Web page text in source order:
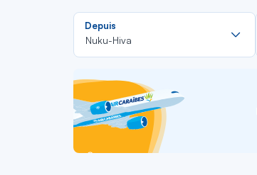
Depuis
Nuku-Hiva